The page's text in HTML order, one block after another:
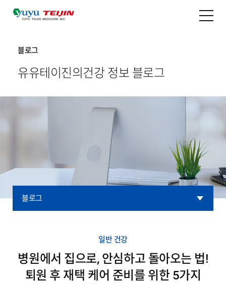
블로그
유유테이진의 건강 정보 블로그
블로그
일반 건강
병원에서 집으로, 안심하고 돌아오는 법!
퇴원 후 재택 케어 준비를 위한 5가지